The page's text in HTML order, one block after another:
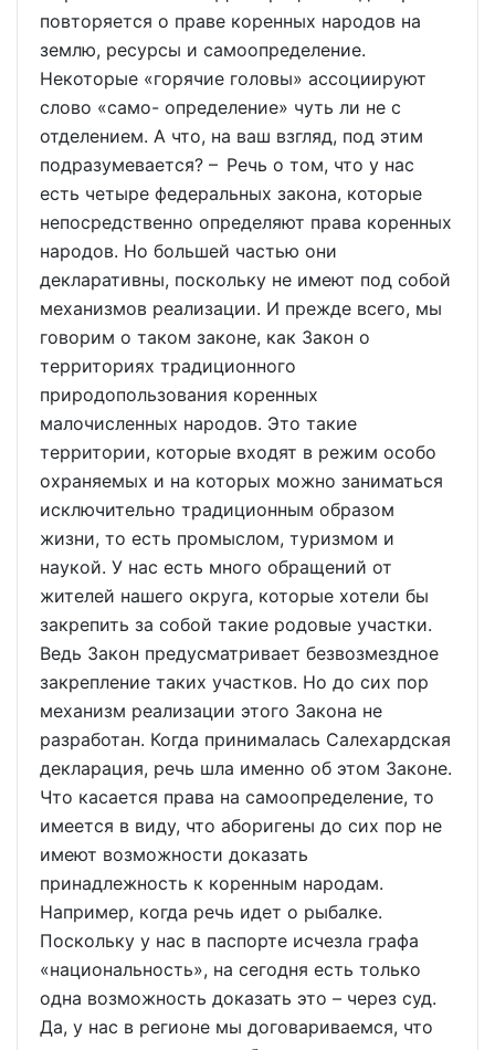
повторяется о праве коренных народов на
землю, ресурсы и самоопределение.
Некоторые «горячие головы» ассоциируют
слово «само- определение» чуть ли не с
отделением. А что, на ваш взгляд, под этим
подразумевается? – Речь о том, что у нас
есть четыре федеральных закона, которые
непосредственно определяют права коренных
народов. Но большей частью они
декларативны, поскольку не имеют под собой
механизмов реализации. И прежде всего, мы
говорим о таком законе, как Закон о
территориях традиционного
природопользования коренных
малочисленных народов. Это такие
территории, которые входят в режим особо
охраняемых и на которых можно заниматься
исключительно традиционным образом
жизни, то есть промыслом, туризмом и
наукой. У нас есть много обращений от
жителей нашего округа, которые хотели бы
закрепить за собой такие родовые участки.
Ведь Закон предусматривает безвозмездное
закрепление таких участков. Но до сих пор
механизм реализации этого Закона не
разработан. Когда принималась Салехардская
декларация, речь шла именно об этом Законе.
Что касается права на самоопределение, то
имеется в виду, что аборигены до сих пор не
имеют возможности доказать
принадлежность к коренным народам.
Например, когда речь идет о рыбалке.
Поскольку у нас в паспорте исчезла графа
«национальность», на сегодня есть только
одна возможность доказать это – через суд.
Да, у нас в регионе мы договариваемся, что